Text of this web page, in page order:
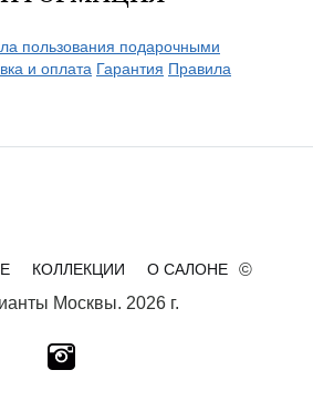
пользования подарочными
и оплата Гарантия Правила
КОЛЛЕКЦИИ
О САЛОНЕ
©
Москвы. 2026 г.